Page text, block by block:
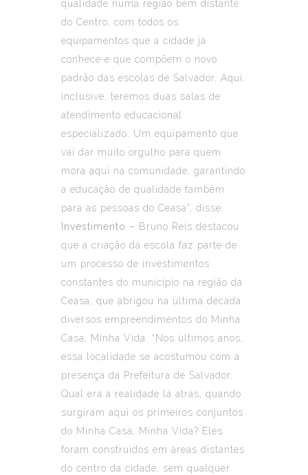
qualidade numa região bem distante
do Centro, com todos os
equipamentos que a cidade já
conhece e que compõem o novo
padrão das escolas de Salvador. Aqui,
inclusive, teremos duas salas de
atendimento educacional
especializado. Um equipamento que
vai dar muito orgulho para quem
mora aqui na comunidade, garantindo
a educação de qualidade também
para as pessoas do Ceasa”, disse.
Investimento – Bruno Reis destacou
que a criação da escola faz parte de
um processo de investimentos
constantes do município na região da
Ceasa, que abrigou na última década
diversos empreendimentos do Minha
Casa, Minha Vida. “Nos últimos anos,
essa localidade se acostumou com a
presença da Prefeitura de Salvador.
Qual era a realidade lá atrás, quando
surgiram aqui os primeiros conjuntos
do Minha Casa, Minha Vida? Eles
foram construídos em áreas distantes
do centro da cidade, sem qualquer